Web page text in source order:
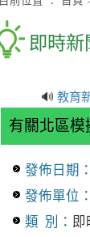
即時
🔊 教育
有關北區模
發佈日期：
發佈單位：
類 別： 即